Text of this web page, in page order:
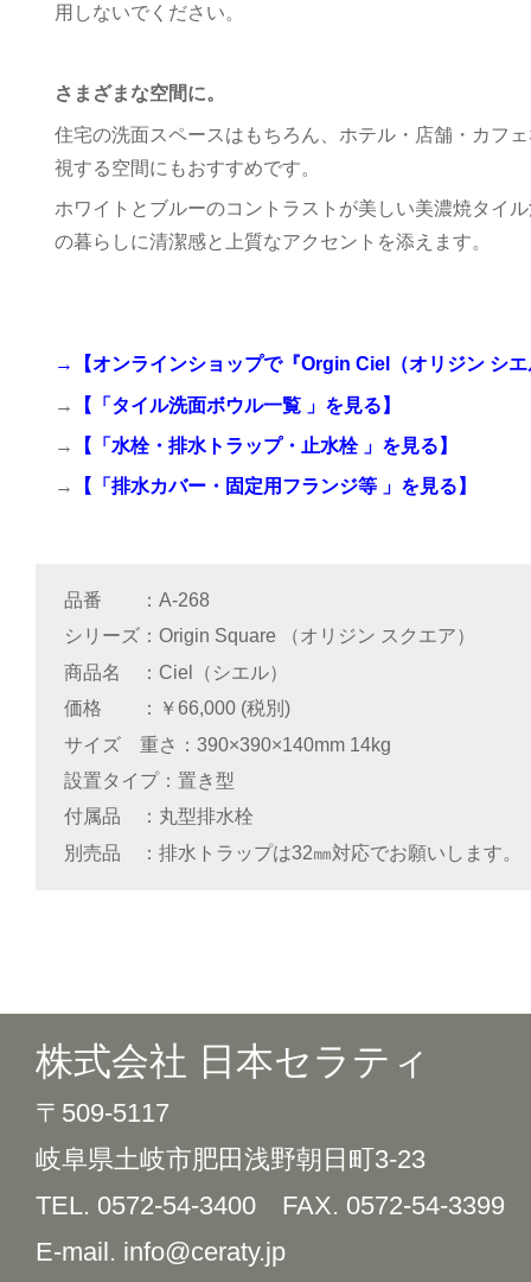
用しないでください。
さまざまな空間に。
住宅の洗面スペースはもちろん、ホテル・店舗・カフ
視する空間にもおすすめです。
ホワイトとブルーのコントラストが美しい美濃焼タイ
の暮らしに清潔感と上質なアクセントを添えます。
→ 【オンラインショップで『Orgin Ciel（オリジン シ
→ 【「タイル洗面ボウル一覧 」 を見る】
→ 【「水栓・排水トラップ・止水栓 」 を見る】
→ 【「排水カバー・固定用フランジ等 」 を見る】
品番
A-268
シリーズ
Origin Square （オリジン スクエア）
商品名
Ciel（シエル）
価格
￥66,000 (税別)
サイズ 重さ
390×390×140mm 14kg
設置タイプ
置き型
付属品
丸型排水栓
別売品
排水トラップは32㎜対応でお願いします。
株式会社 日本セラティ
〒509-5117
岐阜県土岐市肥田浅野朝日町3-23
TEL. 0572-54-3400 FAX. 0572-54-3399
E-mail. info@ceraty.jp